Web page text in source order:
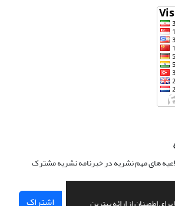
های مهم نشریه در خبرنامه نشریه مشترک
اشتراک